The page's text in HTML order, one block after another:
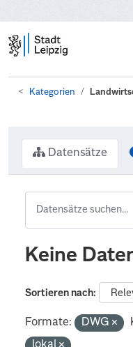
Kategorien
Datensätze
Keine
Sortieren nach
Formate: DWG
lokal